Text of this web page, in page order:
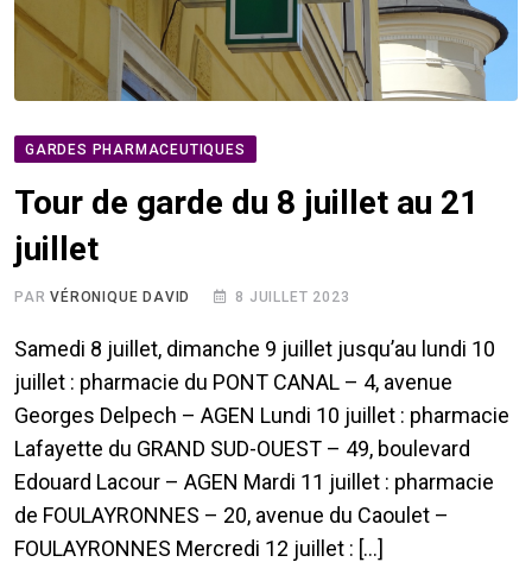
GARDES PHARMACEUTIQUES
Tour de garde du 8 juillet au 21
juillet
PARVÉRONIQUE DAVID 8 JUILLET 2023
Samedi 8 juillet, dimanche 9 juillet jusqu’au lundi 10
juillet : pharmacie du PONT CANAL – 4, avenue
Georges Delpech – AGEN Lundi 10 juillet : pharmacie
Lafayette du GRAND SUD-OUEST – 49, boulevard
Edouard Lacour – AGEN Mardi 11 juillet : pharmacie
de FOULAYRONNES – 20, avenue du Caoulet –
FOULAYRONNES Mercredi 12 juillet : […]